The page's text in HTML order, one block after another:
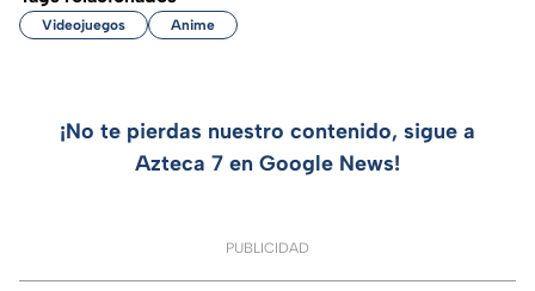
Videojuegos Anime
¡No te pierdas nuestro contenido, sigue a
Azteca 7 en Google News!
PUBLICIDAD